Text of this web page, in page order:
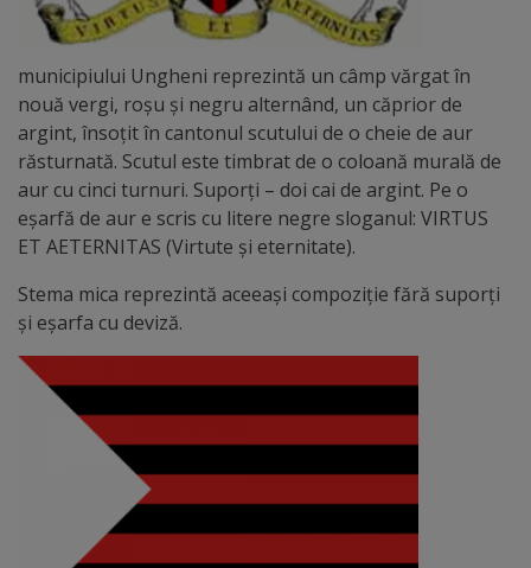
pentru
Ungheni”
Diplome
de
Excelență
turistic
Obiective
turistice
Sculpturi
(harta
municipiului Ungheni reprezintă un câmp vărgat în
nouă vergi, roşu şi negru alternând, un căprior de
argint, însoţit în cantonul scutului de o cheie de aur
răsturnată. Scutul este timbrat de o coloană murală de
aur cu cinci turnuri. Suporţi – doi cai de argint. Pe o
eşarfă de aur e scris cu litere negre sloganul: VIRTUS
ET AETERNITAS (Virtute şi eternitate).
Stema mica reprezintă aceeaşi compoziţie fără suporţi
şi eşarfa cu deviză.